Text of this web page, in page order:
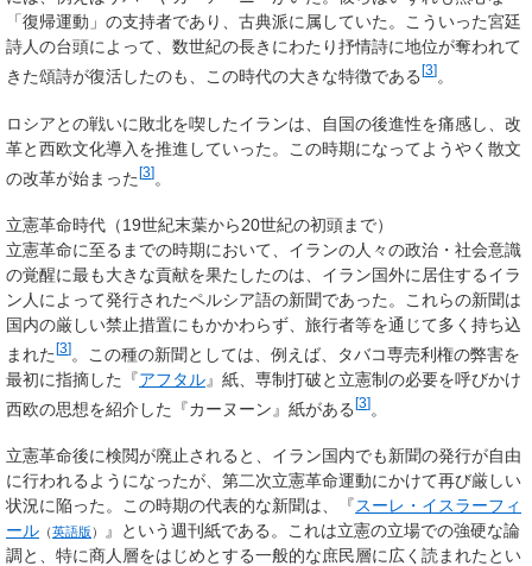
「復帰運動」の支持者であり、古典派に属していた。こういった宮廷
詩人の台頭によって、数世紀の長きにわたり抒情詩に地位が奪われて
きた頌詩が復活したのも、この時代の大きな特徴である [3] 。
ロシアとの戦いに敗北を喫したイランは、自国の後進性を痛感し、改
革と西欧文化導入を推進していった。この時期になってようやく散文
の改革が始まった[3]。
立憲革命時代（19世紀末葉から20世紀の初頭まで）
立憲革命に至るまでの時期において、イランの人々の政治・社会意識
の覚醒に最も大きな貢献を果たしたのは、イラン国外に居住するイラ
ン人によって発行されたペルシア語の新聞であった。これらの新聞は
国内の厳しい禁止措置にもかかわらず、旅行者等を通じて多く持ち込
まれた[3]。この種の新聞としては、例えば、タバコ専売利権の弊害を
最初に指摘した『アフタル』紙、専制打破と立憲制の必要を呼びかけ
西欧の思想を紹介した『カーヌーン』紙がある[3]
立憲革命後に検閲が廃止されると、イラン国内でも新聞の発行が自由
に行われるようになったが、第二次立憲革命運動にかけて再び厳しい
状況に陥った。この時期の代表的な新聞は、『スーレ・イスラーフィ
ール （英語版 ）
』という週刊紙である。これは立憲の立場での強硬な論
調と、特に商人層をはじめとする一般的な庶民層に広く読まれたとい